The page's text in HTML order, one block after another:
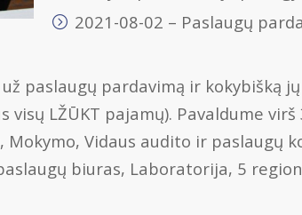
2021-08-02 – Paslaugų
paslaugų pardavimą ir kokybišką
visų LŽŪKT pajamų). Pavaldume
Vidaus audito ir paslaugų
biuras, Laboratorija, 5